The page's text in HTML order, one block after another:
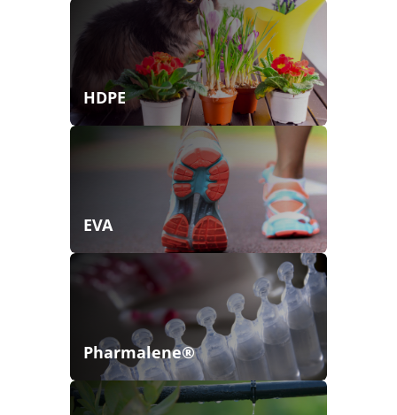
HDPE
EVA
Pharmalene®